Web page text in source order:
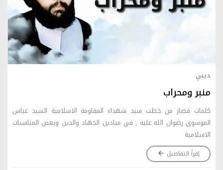
ديني
منبر ومحراب
كلمات قصار من خطب سيد شهداء المقاومة الاسلامية السيد عباس
الموسوي رضوان الله عليه , في ميادين الجهاد والدين وبعض المناسبات
الاسلامية
إقرأ التفاصيل